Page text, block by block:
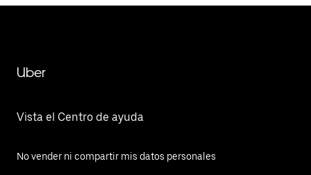
Uber
Vista el Centro de ayuda
No vender ni compartir mis datos personales